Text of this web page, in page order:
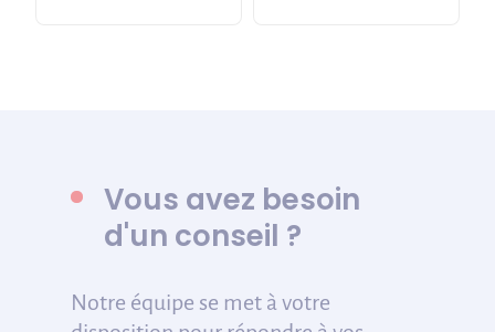
Vous avez besoin
d'un conseil ?
Notre équipe se met à votre